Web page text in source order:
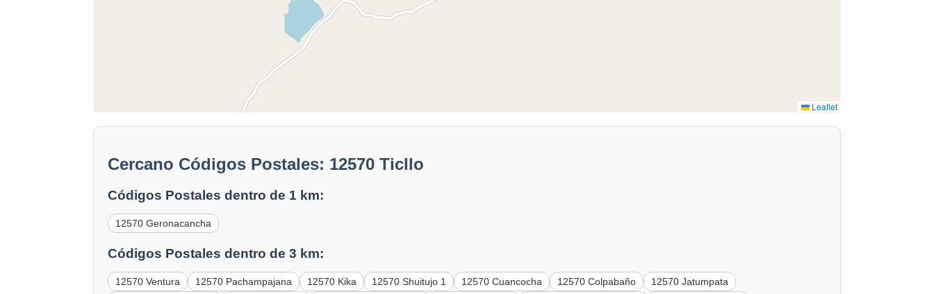
Leaflet
Cercano Códigos Postales: 12570 Ticllo
Códigos Postales dentro de 1 km:
12570 Geronacancha
Códigos Postales dentro de 3 km:
12570 Ventura 12570 Pachampajana 12570 Kika 12570 Shuitujo 1 12570 Cuancocha 12570 Colpabaño
12570 Jatumpata